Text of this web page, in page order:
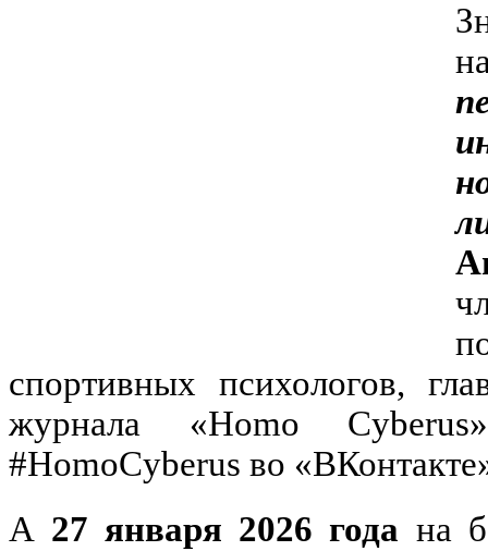
спортивных психологов,
журнала «Homo
#HomoCyberus во
А 27 января 2026 года на